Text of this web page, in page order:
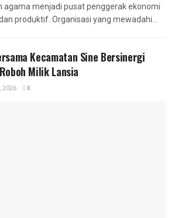
agama menjadi pusat penggerak ekonomi
produktif. Organisasi yang mewadahi...
Kecamatan Sine Bersinergi
Milik Lansia
2026 0